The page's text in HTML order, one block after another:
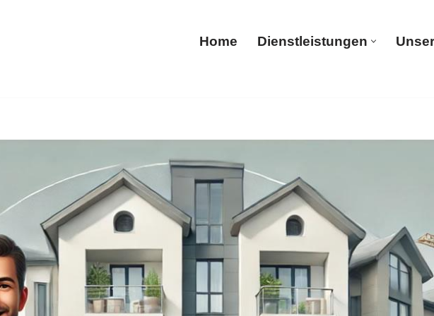
Home Dienstleistungen
✓Tiefgaragenreinigung als auch ✓Hochdruckreinigung – finden
neuen Möglichkeiten ✉.